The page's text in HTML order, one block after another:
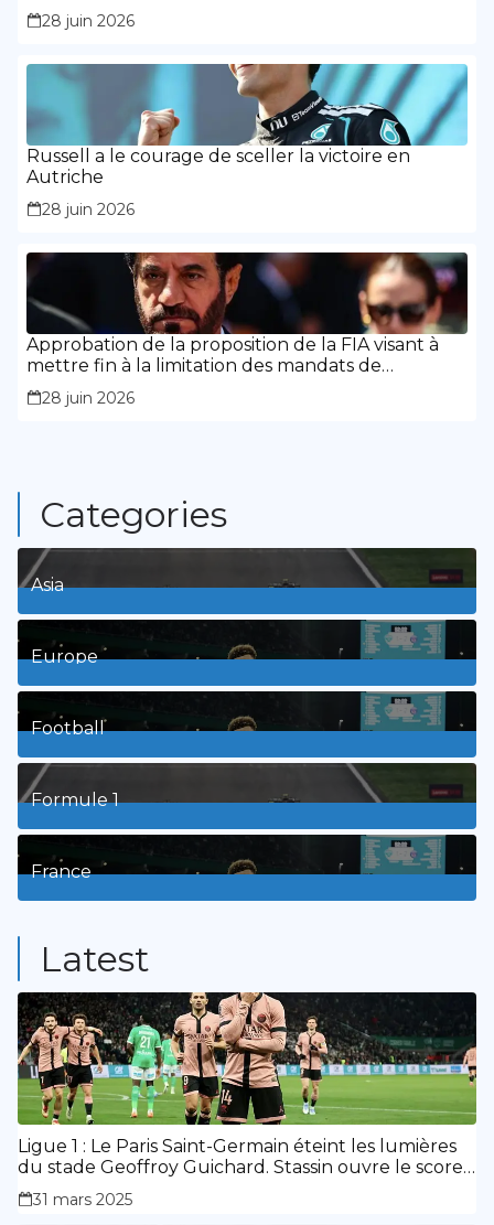
28 juin 2026
Russell a le courage de sceller la victoire en
Autriche
28 juin 2026
Approbation de la proposition de la FIA visant à
mettre fin à la limitation des mandats de
présidence
28 juin 2026
Categories
Asia
1Posts
Europe
3Posts
Football
8Posts
Formule 1
3Posts
France
Latest
Ligue 1 : Le Paris Saint-Germain éteint les lumières
du stade Geoffroy Guichard. Stassin ouvre le score,
doublé de Doué.
31 mars 2025